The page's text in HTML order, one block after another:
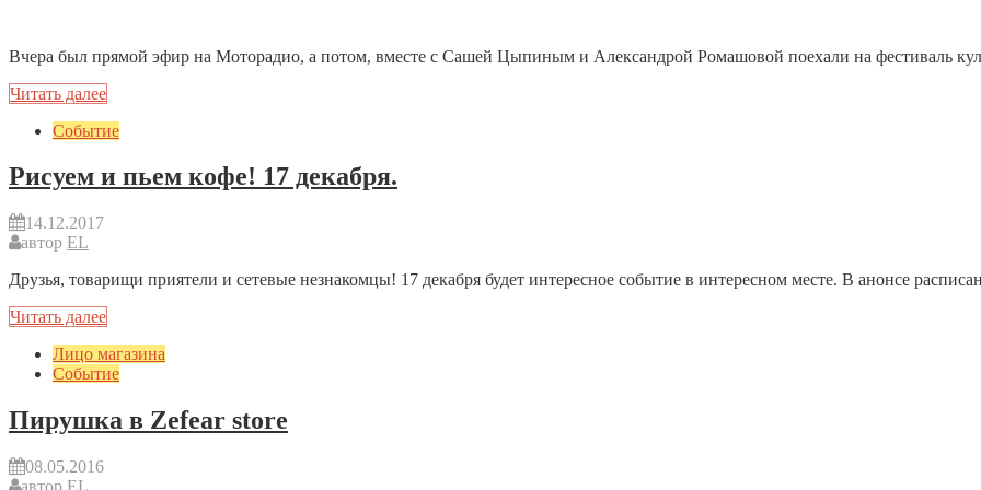
Вчера был прямой эфир на Моторадио, а потом, вместе с Сашей Цыпиным и Александрой Ромашовой поехали на фестиваль
Читать далее
Событие
Рисуем и пьем кофе! 17 декабря.
14.12.2017
автор EL
Друзья, товарищи приятели и сетевые незнакомцы! 17 декабря будет интересное событие в интересном месте. В анонсе
Читать далее
Лицо магазина
Событие
Пирушка в Zefear store
08.05.2016